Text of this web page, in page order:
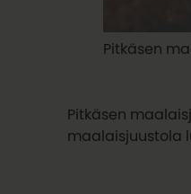
Pitkäsen
Pitkäsen
maalaisjuustola